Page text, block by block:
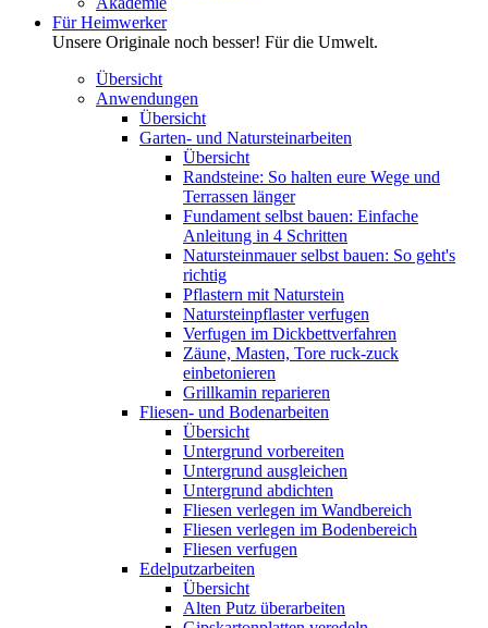
Für Heimwerker
Unsere Originale noch besser! Für die Umwelt.
Übersicht
Anwendungen
Übersicht
Garten- und Natursteinarbeiten
Übersicht
Randsteine: So halten eure Wege und
Terrassen länger
Fundament selbst bauen: Einfache
Anleitung in 4 Schritten
Natursteinmauer selbst bauen: So geht's
richtig
Pflastern mit Naturstein
Natursteinpflaster verfugen
Verfugen im Dickbettverfahren
Zäune, Masten, Tore ruck-zuck
einbetonieren
Grillkamin reparieren
Fliesen- und Bodenarbeiten
Übersicht
Untergrund vorbereiten
Untergrund ausgleichen
Untergrund abdichten
Fliesen verlegen im Wandbereich
Fliesen verlegen im Bodenbereich
Fliesen verfugen
Edelputzarbeiten
Übersicht
Alten Putz überarbeiten